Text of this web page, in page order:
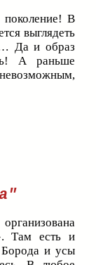
В
выглядеть
Да и образ
А раньше
Там есть и
и усы